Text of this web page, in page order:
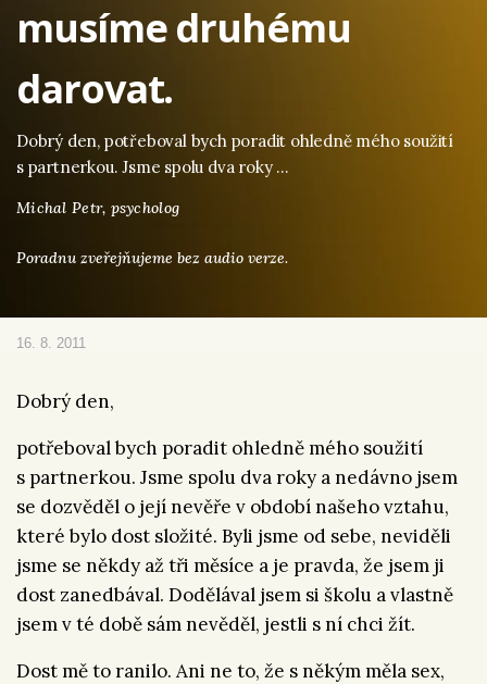
musíme druhému
darovat.
Dobrý den, potřeboval bych poradit ohledně mého soužití
s partnerkou. Jsme spolu dva roky …
Michal Petr, psycholog
Poradnu zveřejňujeme bez audio verze.
16. 8. 2011
Dobrý den,
potřeboval bych poradit ohledně mého soužití
s partnerkou. Jsme spolu dva roky a nedávno jsem
se dozvěděl o její nevěře v období našeho vztahu,
které bylo dost složité. Byli jsme od sebe, neviděli
jsme se někdy až tři měsíce a je pravda, že jsem ji
dost zanedbával. Dodělával jsem si školu a vlastně
jsem v té době sám nevěděl, jestli s ní chci žít.
Dost mě to ranilo. Ani ne to, že s někým měla sex,